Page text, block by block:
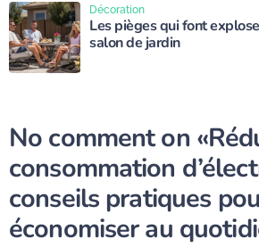
Les pièges qui font
salon de jardin
Décoration
No comment on
consommation
conseils pratiques
économiser au